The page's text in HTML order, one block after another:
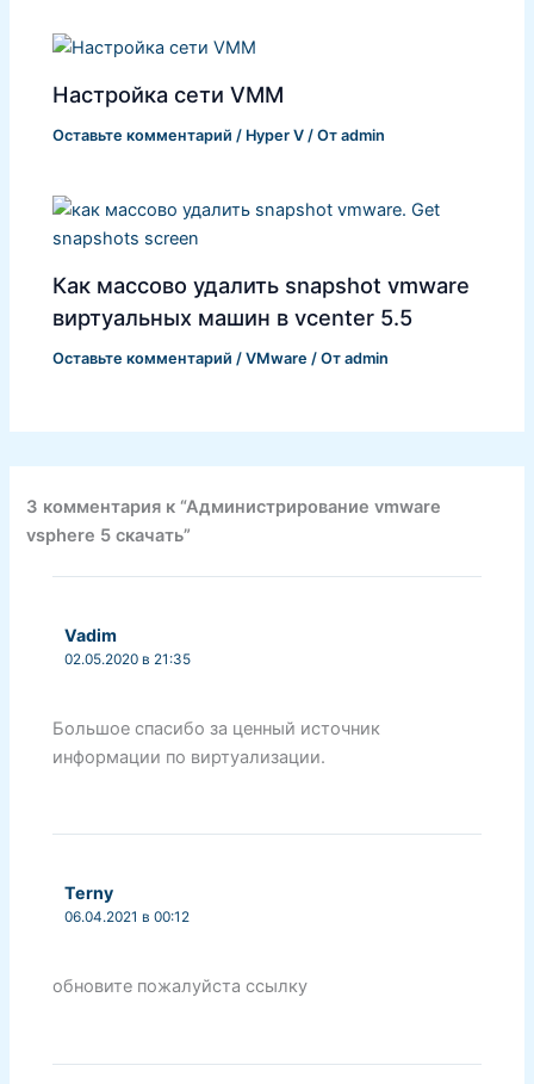
Настройка сети VMM
Оставьте комментарий / Hyper V / Отadmin
Как массово удалить snapshot vmware
виртуальных машин в vcenter 5.5
Оставьте комментарий /VMware / Отadmin
3 комментария к “Администрирование vmware
vsphere 5 скачать”
Vadim
02.05.2020 в 21:35
Большое спасибо за ценный источник
информации по виртуализации.
Terny
06.04.2021 в 00:12
обновите пожалуйста ссылку